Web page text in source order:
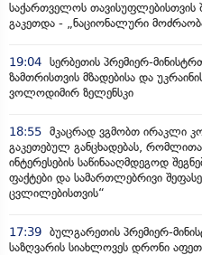
საქართველოს თავისუფლებისთვის
გაკეთდა - „ნაციონალური
19:04 სერბეთის პრემიერ-
ზამთრისთვის მზადებისა და
ვოლოდიმირ ზელენსკი
18:55 მკაცრად ვგმობთ ირაკლი
გაკეთებულ განცხადებას,
ინტერესების საწინააღმდეგოდ
ფაქტები და სამართლებრივი
ცვლილებისთვის“
17:39 ბულგარეთის პრემიერ-
საზღვარის სიახლოვეს დრონი